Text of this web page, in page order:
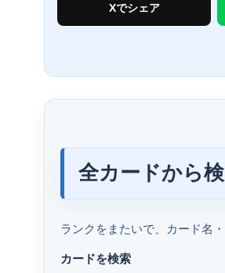
Xでシェア
全カードから
ランクをまたいで、カード名
カードを検索